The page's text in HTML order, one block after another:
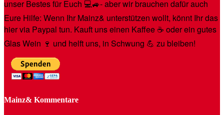
unser Bestes für Euch 💻🚙- aber wir brauchen dafür auch
Eure Hilfe: Wenn Ihr Mainz& unterstützen wollt, könnt Ihr das
hier via Paypal tun. Kauft uns einen Kaffee ☕️ oder ein gutes
Glas Wein 🍷 und helft uns, in Schwung 💪 zu bleiben!
Mainz& Kommentare